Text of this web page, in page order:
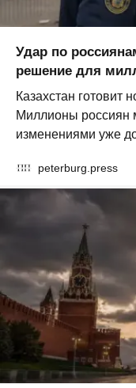
Удар по
решение для
Казахстан готовит
Миллионы россиян
изменениями уже
peterburg.press